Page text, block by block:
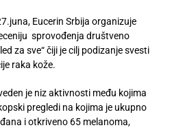
Eucerin Srbija organizuje
sprovođenja društveno
za sve“ čiji je cilj podizanje svesti
raka kože.
je niz aktivnosti među kojima
pregledi na kojima je ukupno
i otkriveno 65 melanoma,